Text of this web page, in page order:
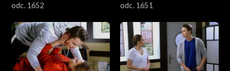
odc. 1652
odc. 1651